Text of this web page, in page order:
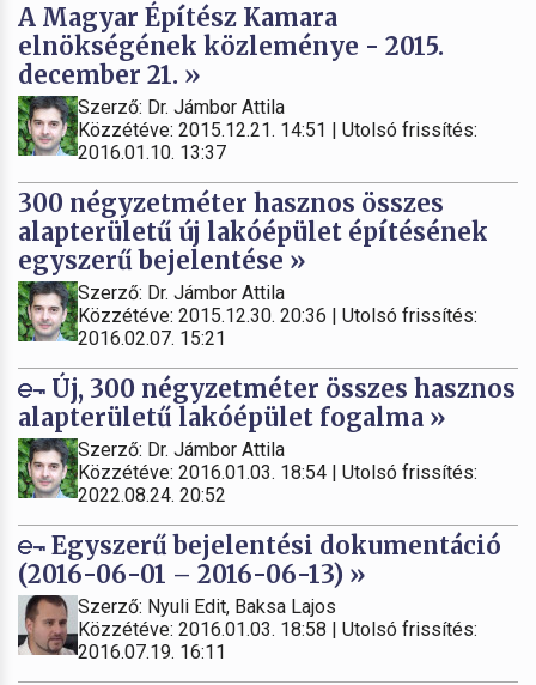
A Magyar Építész Kamara
elnökségének közleménye - 2015.
december 21. »
Szerző: Dr. Jámbor Attila
Közzétéve: 2015.12.21. 14:51 | Utolsó frissítés:
2016.01.10. 13:37
300 négyzetméter hasznos összes
alapterületű új lakóépület építésének
egyszerű bejelentése »
Szerző: Dr. Jámbor Attila
Közzétéve: 2015.12.30. 20:36 | Utolsó frissítés:
2016.02.07. 15:21
Új, 300 négyzetméter összes hasznos
alapterületű lakóépület fogalma »
Szerző: Dr. Jámbor Attila
Közzétéve: 2016.01.03. 18:54 | Utolsó frissítés:
2022.08.24. 20:52
Egyszerű bejelentési dokumentáció
(2016-06-01 – 2016-06-13) »
Szerző: Nyuli Edit, Baksa Lajos
Közzétéve: 2016.01.03. 18:58 | Utolsó frissítés:
2016.07.19. 16:11